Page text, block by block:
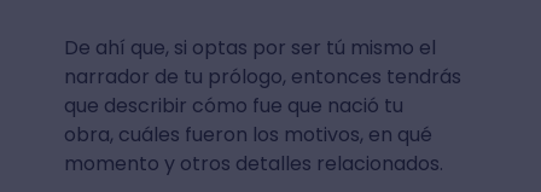
De ahí que, si optas por ser tú mismo el
narrador de tu prólogo, entonces tendrás
que describir cómo fue que nació tu
obra, cuáles fueron los motivos, en qué
momento y otros detalles relacionados.